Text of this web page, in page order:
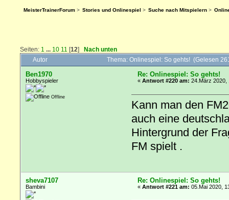
MeisterTrainerForum> Stories und Onlinespiel > Suche nach Mitspielern>
Seiten: 1 ... 10 11 [12] Nach unten
Autor Thema: Onlinespiel: So gehts! (Gelesen
Ben1970
Hobbyspieler
Offline
Re: Onlinespiel: So gehts!
«Antwort #220 am: 24.März 2020,
Kann man den
auch eine
Hintergrund der
FM spielt .
sheva7107
Bambini
Re: Onlinespiel: So gehts!
«Antwort #221 am: 05.Mai 2020,